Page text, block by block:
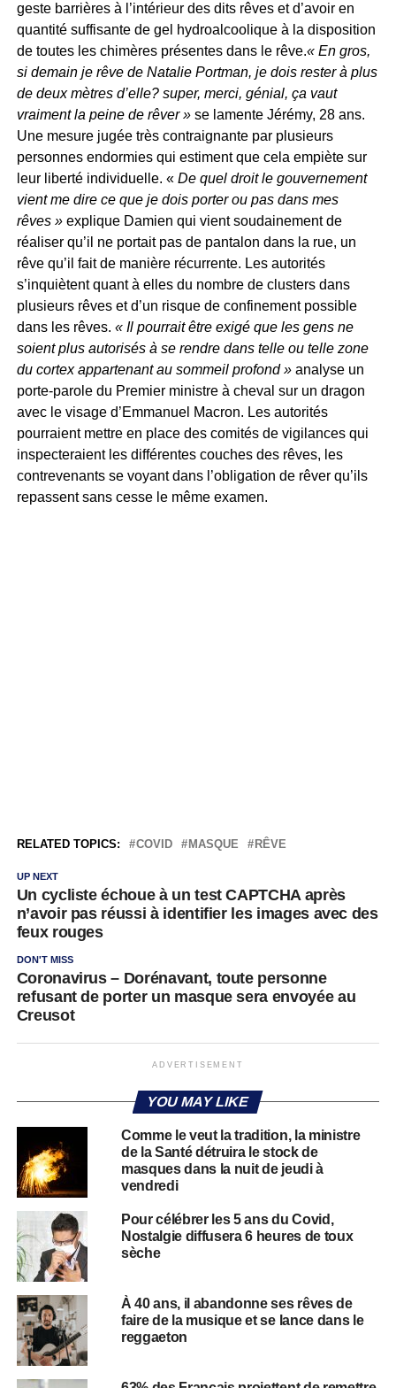
geste barrières à l’intérieur des dits rêves et d’avoir en
quantité suffisante de gel hydroalcoolique à la disposition
de toutes les chimères présentes dans le rêve.« En gros,
si demain je rêve de Natalie Portman, je dois rester à plus
de deux mètres d’elle? super, merci, génial, ça vaut
vraiment la peine de rêver »se lamente Jérémy, 28 ans.
Une mesure jugée très contraignante par plusieurs
personnes endormies qui estiment que cela empiète sur
leur liberté individuelle. «De quel droit le gouvernement
vient me dire ce que je dois porter ou pas dans mes
rêves »explique Damien qui vient soudainement de
réaliser qu’il ne portait pas de pantalon dans la rue, un
rêve qu’il fait de manière récurrente. Les autorités
s’inquiètent quant à elles du nombre de clusters dans
plusieurs rêves et d’un risque de confinement possible
dans les rêves. « Il pourrait être exigé que les gens ne
soient plus autorisés à se rendre dans telle ou telle zone
du cortex appartenant au sommeil profond »analyse un
porte-parole du Premier ministre à cheval sur un dragon
avec le visage d’Emmanuel Macron. Les autorités
pourraient mettre en place des comités de vigilances qui
inspecteraient les différentes couches des rêves, les
contrevenants se voyant dans l’obligation de rêver qu’ils
repassent sans cesse le même examen.
RELATED TOPICS: COVID MASQUE RÊVE
UP NEXT
Un cycliste échoue à un test CAPTCHA après
n’avoir pas réussi à identifier les images avec des
feux rouges
DON'T MISS
Coronavirus – Dorénavant, toute personne
refusant de porter un masque sera envoyée au
Creusot
ADVERTISEMENT
YOU MAY LIKE
Comme le veut la tradition, la ministre
de la Santé détruira le stock de
masques dans la nuit de jeudi à
vendredi
Pour célébrer les 5 ans du Covid,
Nostalgie diffusera 6 heures de toux
sèche
À 40 ans, il abandonne ses rêves de
faire de la musique et se lance dans le
reggaeton